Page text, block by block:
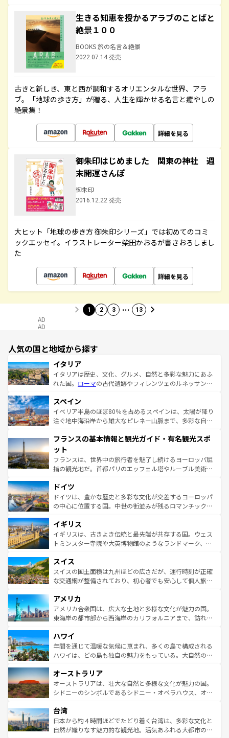
生きる知恵を授かるアラブのことばと
絶景１００
BOOKS 旅の名言＆絶景
2022.07.14 発売
古きと新しき、東と西が調和するオリエンタルな世界、アラ
ブ。「地球の歩き方」が贈る、人生を輝かせる名言と癒やしの
絶景集！
詳細を見る
御朱印はじめました 関東の神社 週
末開運さんぽ
御朱印
2016.12.22 発売
大ヒット「地球の歩き方 御朱印シリーズ」では初めてのコミ
ックエッセイ。イラストレーター柴田かおるが書きおろしまし
た
詳細を見る
1 2 3 … 13
AD
AD
人気の国と地域から探す
イタリア
イタリアは歴史、文化、グルメ、自然と多彩な魅力にあふ
れた国。 ローマの古代遺跡やフィレンツェのルネッサンス
ろん、トスカーナの美しい田園風景やアマルフィ海岸の絶
景など、自然景観も見逃せない。観光の合間には、本場の
ピザやパスタなど、絶品のイタリア料理を堪能することも
ませてくれるイタリアで、忘れられない旅をしてみよう！
なお、新着のイタリア情報は
しい。
スペイン
イベリア半島のほぼ80％を占めるスペインは、太陽が降り
注ぐ地中海沿岸から雄大なピレネー山脈まで、多彩な自然
文化が根付くこの国では、情熱的なフラメンコ、熱気あふ
れる闘牛、そして美味しいタパスが生活の一部となってい
る。首都マドリードの洗練された雰囲気や、バルセロナの
アートに溢れた街角から、地方では古代ローマ遺跡や中世
せる。地方によって風土や気候が異なるスペインはその個
性で訪れる人を魅了する。 なお、新着のスペイン情報は コ
ンテンツ一覧を参照してほしい。
フランスの基本情報と観光ガイド・有名観光スポ
ット
フランスは、世界中の旅行者を魅了し続けるヨーロッパ屈
指の観光地だ。首都パリのエッフェル塔やルーブル美術館
で、幅広い魅力が詰まっている。華麗な宮殿、歴史的な大
聖堂、美しいビーチ、そして豊かな自然が、訪れる者を心
から魅了する。また、フランスは美食の国としても知ら
いる。シャンパンの発祥地であるランス、プロヴァンスの
香り高いラベンダー畑など、多彩な楽しみ方が可能だ。さ
らに、パリ以外の地域にも魅力が溢れており、どの街角に
れる地方に足を運ぶとそれぞれで全く異なる文化を体験で
きるだろう。 なお、新着のフランス情報はコンテンツ一覧
を参照してほしい。
ドイツ
ドイツは、豊かな歴史と多彩な文化が交差するヨーロッパ
の中心に位置する国。中世の街並みが残るロマンチック街
顔を持つこの国は、どこを歩いても飽きることがない。ベ
ルリンの文化的活気、バイエルン州のアルプスの絶景、そ
してライン川沿いのワイン畑といった風景は必見。ビール
は、お酒好きな人にはぜひ体験してほしい。 なお、新着の
ドイツ情報はコンテンツ一覧を参照してほしい。
イギリス
イギリスは、古きよき伝統と最先端が共存する国。ウェス
トミンスター寺院や大英博物館のようなランドマーク、歴
リアごとに異なる魅力がある。また、優雅なアフタヌーン
ティー、ビール好きにはたまらない英国パブ、サッカー観
戦など、本場だからこそできる体験も豊富。イギリスを旅
ンツ一覧を参照してほしい。
スイス
スイスの国土面積は九州ほどの広さだが、運行時刻が正確
な交通網が整備されており、初心者でも安心して個人旅行
の建物がそのまま残る町や、スイスならではのユニークな
博物館もあり、アルプス観光だけでなく町歩きも満喫する
ことができる。国民の所得が高いため物価も高いが、旅行
ば市内交通費無料で観光を楽しむこともできる。 なお、新
着のスイス情報はコンテンツ一覧 を参照してほしい。
アメリカ
アメリカ合衆国は、広大な土地と多様な文化が魅力の国。
東海岸の都市部から西海岸のカリフォルニアまで、訪れる
のような巨大都市は、観光、ショッピング、エンターテイ
ンメントが詰まった刺激的なスポットだ。一方、アメリカ
西部には大自然が広がり、グランドキャニオンやイエロー
部のニューオーリンズでは、音楽と美食が融合した独特の
文化が魅力。旅行者はアメリカの各地域で異なる魅力を楽
しみながら、その多様性と豊かな歴史を感じることができ
ならではの贅沢な旅のスタイルだ。 なお、新着のアメリカ
情報はコンテンツ一覧を参照してほしい。
ハワイ
年間を通じて温暖な気候に恵まれ、多くの島で構成される
ハワイは、どの島も独自の魅力をもっている。大自然の神
ワイ島は見逃せない。また、定番の観光地といえばオアフ
島だが、静かな自然を求めるならマウイ島やカウアイ島が
おすすめ。エメラルドグリーンに輝く海をはじめ、豊かな
れるおもてなしの心で訪れる人々を迎えてくれるハワイの
人々、おいしいローカルフードやハワイアンミュージッ
ク、伝統的なフラダンスなど、すべてがハワイの魅力を彩
オーストラリア
オーストラリアは、壮大な自然と多様な文化が魅力の国。
シドニーのシンボルであるシドニー・オペラハウス、オー
リアリーフや大陸中央部にそびえるウルル（エアーズロッ
ク）、タスマニアの美しい原生林やケアンズの熱帯雨林な
ど、見どころがたくさん。また、カフェやワイン、オージ
台湾
日本から約４時間ほどでたどり着く台湾は、多彩な文化と
自然が織りなす魅力的な観光地。活気あふれる大都市の台